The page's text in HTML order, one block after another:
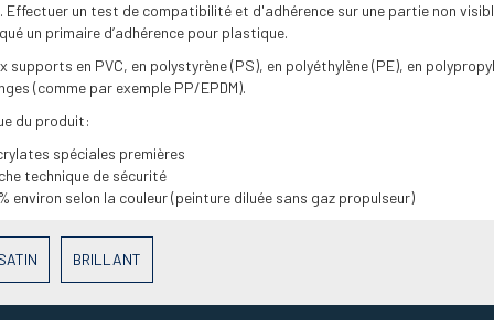
Effectuer un test de compatibilité et d'adhérence sur une partie non
un primaire d’adhérence pour plastique.
supports en PVC, en polystyrène (PS), en polyéthylène (PE), en
(comme par exemple PP/EPDM).
du produit:
spéciales premières
technique de sécurité
environ selon la couleur (peinture diluée sans gaz propulseur)
BRILLANT